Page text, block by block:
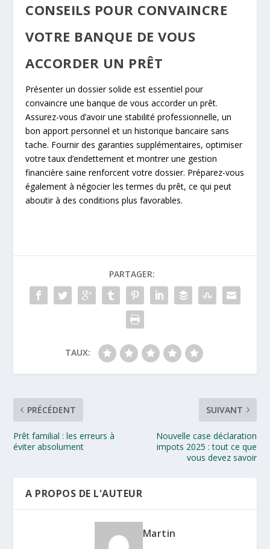
CONSEILS POUR CONVAINCRE
VOTRE BANQUE DE VOUS
ACCORDER UN PRÊT
Présenter un dossier solide est essentiel pour
convaincre une banque de vous accorder un prêt.
Assurez-vous d’avoir une stabilité professionnelle, un
bon apport personnel et un historique bancaire sans
tache. Fournir des garanties supplémentaires, optimiser
votre taux d’endettement et montrer une gestion
financière saine renforcent votre dossier. Préparez-vous
également à négocier les termes du prêt, ce qui peut
aboutir à des conditions plus favorables.
PARTAGER:
TAUX:
PRÉCÉDENT
Prêt familial : les erreurs à
éviter absolument
SUIVANT
Nouvelle case déclaration
impots 2025 : tout ce que
vous devez savoir
A PROPOS DE L'AUTEUR
Martin